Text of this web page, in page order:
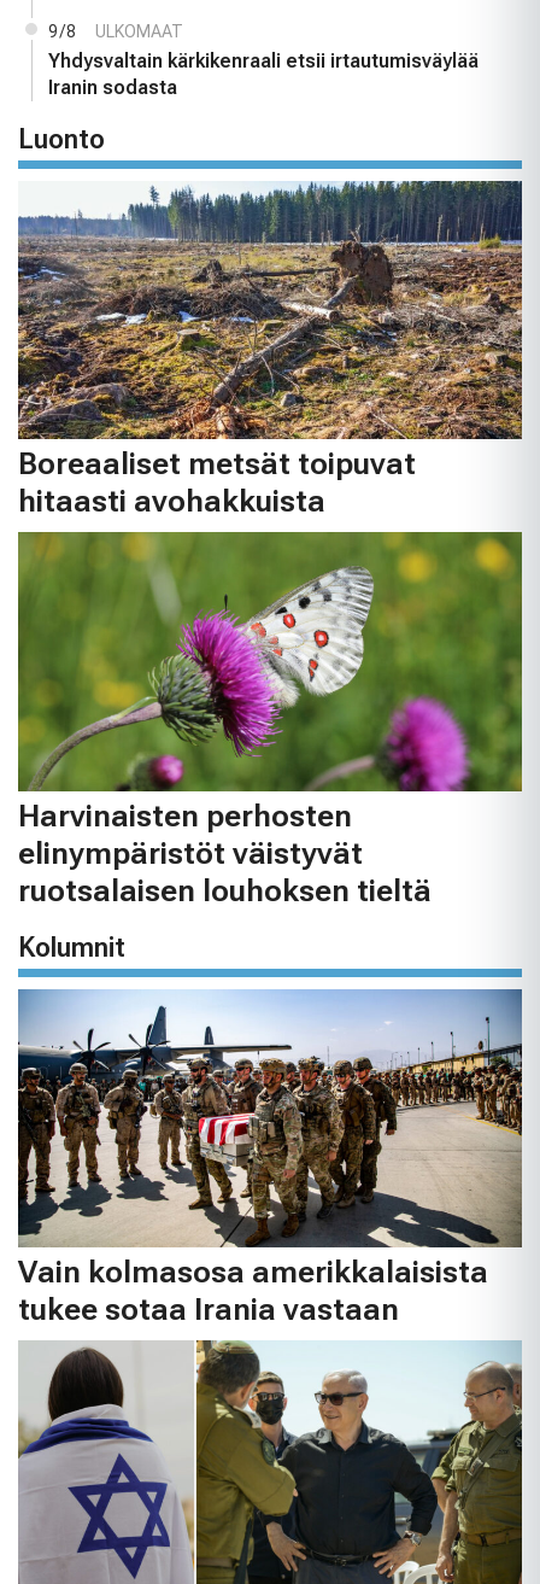
9/8 ULKOMAAT
Yhdysvaltain kärkikenraali etsii irtautumisväylää
Iranin sodasta
Luonto
Boreaaliset metsät toipuvat
hitaasti avohakkuista
Harvinaisten perhosten
elinympäristöt väistyvät
ruotsalaisen louhoksen tieltä
Kolumnit
Vain kolmasosa amerikkalaisista
tukee sotaa Irania vastaan